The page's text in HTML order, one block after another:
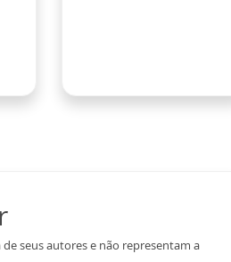
seus autores e não representam a